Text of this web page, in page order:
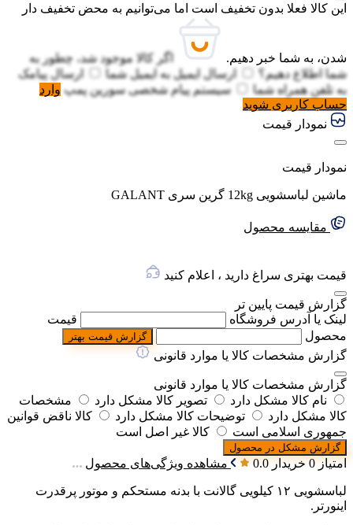
این کالا فعلا بدون تخفیف است اما می‌توانیم به محض تخفیف دار
شدن، به شما خبر دهیم.
اگر کالا موجود شد، چطور به
شما اطلاع دهیم؟
ارسال ایمیل به ایمیل شما
ارسال پیامک
به تلفن همراه شما سیستم پیام شخصی سورین پمپ وارد
حساب کاربری شوید
نمودار قیمت
نمودار قیمت
ماشین لباسشویی 12kg گرین سری GALANT
مقایسه محصول
قیمت بهتری سراغ دارید ، اعلام کنید
گزارش قیمت پایین تر
لینک یا آدرس فروشگاه
قیمت
محصول
گزارش قیمت بهتر
گزارش مشخصات کالا یا موارد قانونی
گزارش مشخصات کالا یا موارد قانونی
نام کالا مشکل دارد
تصویر کالا مشکل دارد
مشخصات
کالا مشکل دارد
توضیحات کالا مشکل دارد
کالا ناقض قوانین
جمهوری اسلامی است
کالا غیر اصل است
گزارش مشکل در محصول
امتیاز 0 خریدار 0.0 مشاهده ویژگی‌های محصول
لباسشویی ۱۲ کیلویی گالانت با بدنه مستحکم و موتور پرقدرت
اینورتر.